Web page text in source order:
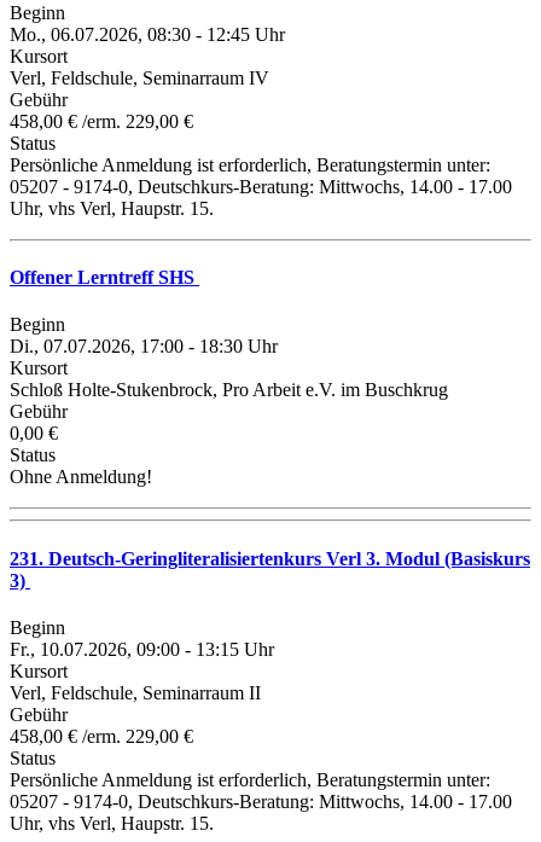
Beginn
Mo., 06.07.2026, 08:30 - 12:45 Uhr
Kursort
Verl, Feldschule, Seminarraum IV
Gebühr
458,00 € /erm. 229,00 €
Status
Persönliche Anmeldung ist erforderlich, Beratungstermin unter:
05207 - 9174-0, Deutschkurs-Beratung: Mittwochs, 14.00 - 17.00
Uhr, vhs Verl, Haupstr. 15.
Offener Lerntreff SHS
Beginn
Di., 07.07.2026, 17:00 - 18:30 Uhr
Kursort
Schloß Holte-Stukenbrock, Pro Arbeit e.V. im Buschkrug
Gebühr
0,00 €
Status
Ohne Anmeldung!
231. Deutsch-Geringliteralisiertenkurs Verl 3. Modul (Basiskurs
3)
Beginn
Fr., 10.07.2026, 09:00 - 13:15 Uhr
Kursort
Verl, Feldschule, Seminarraum II
Gebühr
458,00 € /erm. 229,00 €
Status
Persönliche Anmeldung ist erforderlich, Beratungstermin unter:
05207 - 9174-0, Deutschkurs-Beratung: Mittwochs, 14.00 - 17.00
Uhr, vhs Verl, Haupstr. 15.